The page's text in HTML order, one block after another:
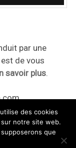
par une
de vous
savoir plus.
des cookies
notre site web.
que